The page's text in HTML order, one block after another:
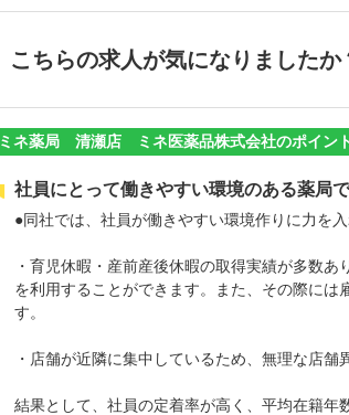
こちらの求人が気になりましたか
ミネ薬局 清瀬店 ミネ医薬品株式会社のポイン
社員にとって働きやすい環境のある薬局で
●同社では、社員が働きやすい環境作りに力を入
・育児休暇・産前産後休暇の取得実績が多数
を利用することができます。また、その際には
す。
・店舗が近隣に集中しているため、無理な店舗
結果として、社員の定着率が高く、平均在籍